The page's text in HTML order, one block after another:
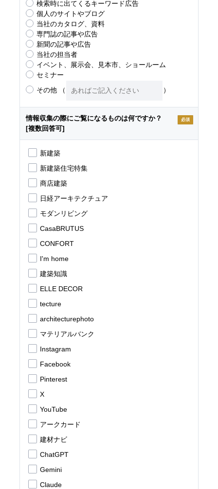
検索時に出てくるキーワード広告
個人のサイトやブログ
当社のカタログ、資料
専門誌の記事や広告
新聞の記事や広告
当社の担当者
イベント、展示会、見本市、ショールーム
セミナー
その他 （ ）
情報収集の際にご覧になるものは何ですか？
[複数回答可]
必須
新建築
新建築住宅特集
商店建築
日経アーキテクチュア
モダンリビング
CasaBRUTUS
CONFORT
I'm home
建築知識
ELLE DECOR
tecture
architecturephoto
マテリアルバンク
Instagram
Facebook
Pinterest
X
YouTube
アークカード
建材ナビ
ChatGPT
Gemini
Claude